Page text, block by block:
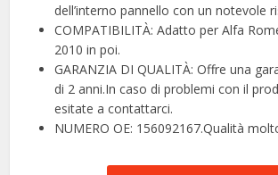
dell’interno pannello con un notevole
COMPATIBILITÀ: Adatto per Alfa
2010 in poi.
GARANZIA DI QUALITÀ: Offre una
di 2 anni.In caso di problemi con il
esitate a contattarci.
NUMERO OE: 156092167.Qualità